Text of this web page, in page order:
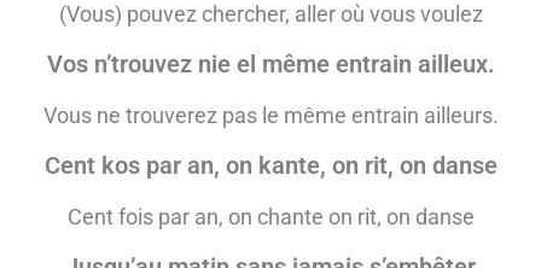
(Vous) pouvez chercher, aller où vous voulez
Vos n’trouvez nie el même entrain ailleux.
Vous ne trouverez pas le même entrain ailleurs.
Cent kos par an, on kante, on rit, on danse
Cent fois par an, on chante on rit, on danse